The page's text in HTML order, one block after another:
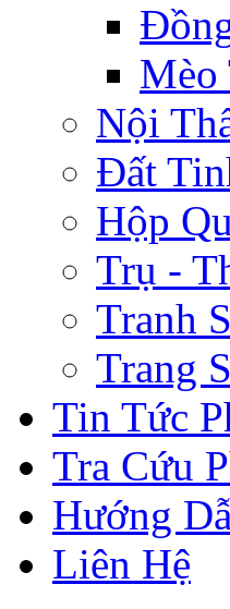
Mèo
Nội
Đất
Hộp
Trụ -
Tranh
Trang
Tin Tức
Tra Cứu
Hướng
Liên Hệ